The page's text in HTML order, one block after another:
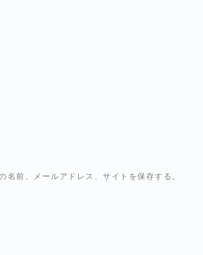
前、メールアドレス、サイトを保存する。